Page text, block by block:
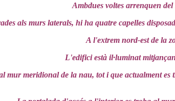
Ambdues voltes arrenquen
als murs laterals, hi ha quatre capelles
A l'extrem nord-est de la
L'edifici està il·luminat
mur meridional de la nau, tot i que actualment